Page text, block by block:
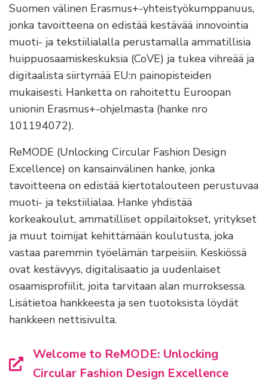
Suomen välinen Erasmus+-yhteistyökumppanuus,
jonka tavoitteena on edistää kestävää innovointia
muoti- ja tekstiilialalla perustamalla ammatillisia
huippuosaamiskeskuksia (CoVE) ja tukea vihreää ja
digitaalista siirtymää EU:n painopisteiden
mukaisesti. Hanketta on rahoitettu Euroopan
unionin Erasmus+-ohjelmasta (hanke nro
101194072).
ReMODE (Unlocking Circular Fashion Design
Excellence) on kansainvälinen hanke, jonka
tavoitteena on edistää kiertotalouteen perustuvaa
muoti- ja tekstiilialaa. Hanke yhdistää
korkeakoulut, ammatilliset oppilaitokset, yritykset
ja muut toimijat kehittämään koulutusta, joka
vastaa paremmin työelämän tarpeisiin. Keskiössä
ovat kestävyys, digitalisaatio ja uudenlaiset
osaamisprofiilit, joita tarvitaan alan murroksessa.
Lisätietoa hankkeesta ja sen tuotoksista löydät
hankkeen nettisivulta.
Welcome to ReMODE: Unlocking
Circular Fashion Design Excellence